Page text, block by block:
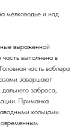
мелководье и над
выраженной
выполнена в
часть воблера
завершают
заброса,
Приманка
кольцами.